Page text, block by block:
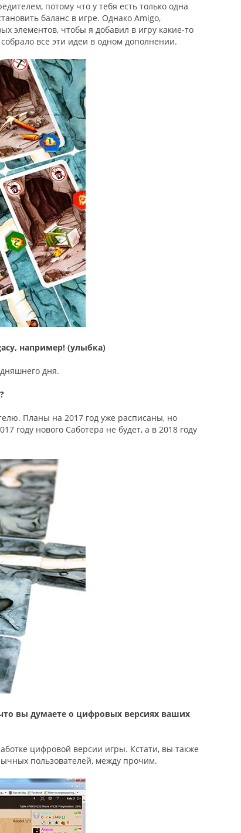
потому что у тебя есть только одна
баланс в игре. Однако Amigo,
элементов, чтобы я добавил в игру какие-то
все эти идеи в одном дополнении.
например! (улыбка)
дня.
Планы на 2017 год уже расписаны, но
году нового Саботера не будет, а в 2018 году
вы думаете о цифровых версиях ваших
цифровой версии игры. Кстати, вы также
пользователей, между прочим.